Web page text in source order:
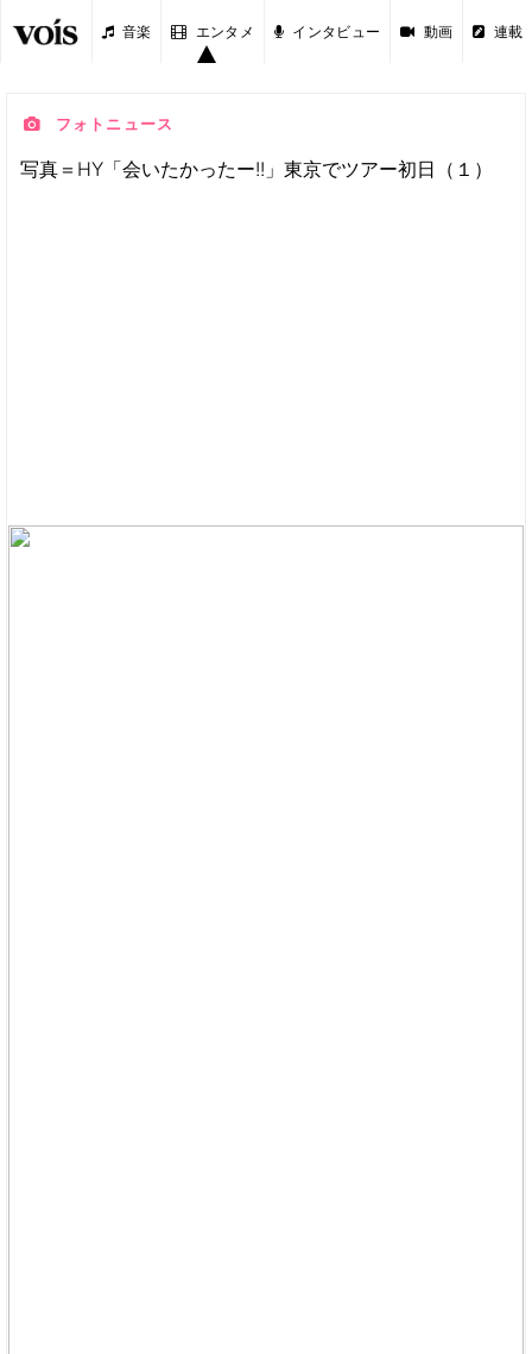
音楽 エンタメ インタビュー 動画 連載
フォトニュース
写真＝HY「会いたかったー!!」東京でツアー初日（１）